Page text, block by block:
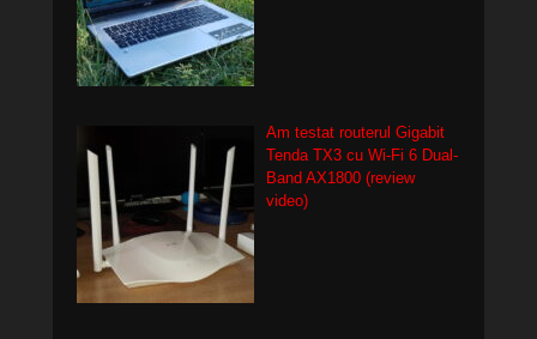
Am testat routerul Gigabit
Tenda TX3 cu Wi-Fi 6 Dual-
Band AX1800 (review
video)